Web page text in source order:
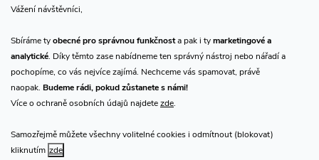
Vážení návštěvníci,
Sbíráme tyobecné pro správnou funkčnosta pak i tymarketingové a
analytické. Díky těmto zase nabídneme ten správný nástroj nebo nářadí a
pochopíme, co vás nejvíce zajímá. Nechceme vás spamovat, právě
naopak. Budeme rádi, pokud zůstanete s námi!
Více o ochraně osobních údajů najdetezde.
Samozřejmě můžete všechny volitelné cookies i odmítnout (blokovat)
kliknutím zde
Přijímáme online platby